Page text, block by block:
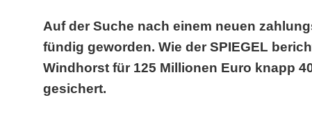
Auf der Suche nach einem neuen
fündig geworden. Wie der SPIEGEL
Windhorst für 125 Millionen Euro knapp
gesichert.